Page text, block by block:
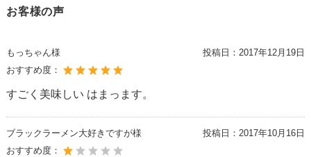
お客様の声
もっちゃん様 投稿日： 2017年12月19日
おすすめ度：
すごく美味しい はまっます。
ブラックラーメン大好きですが様 投稿日： 2017年10月16日
おすすめ度：